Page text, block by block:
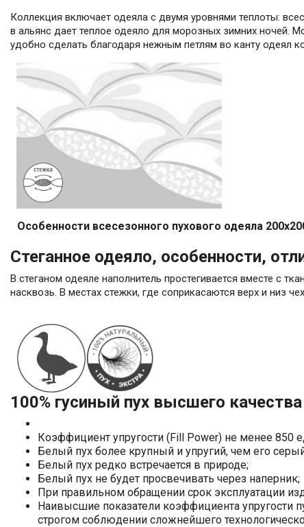
Коллекция включает одеяла с двумя уровнями теплоты:
в альянс дает теплое одеяло для морозных зимних ночей.
удобно сделать благодаря нежным петлям во канту одеял
Особенности всесезонного пухового одеяла
Стеганное одеяло, особенности,
В стеганом одеяле наполнитель простегивается вместе с
насквозь. В местах стежки, где соприкасаются верх и низ
100% гусиный пух высшего
Коэффициент упругости (Fill Power) не менее
Белый пух более крупный и упругий, чем его
Белый пух редко встречается в природе;
Белый пух не будет просвечивать через
При правильном обращении срок эксплуатации
Наивысшие показатели коэффициента упругости
строгом соблюдении сложнейшего